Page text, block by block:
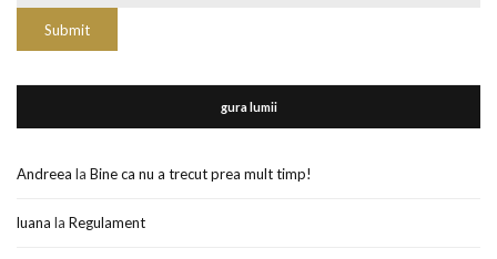
gura lumii
Andreea la Bine ca nu a trecut prea mult timp!
luana la Regulament